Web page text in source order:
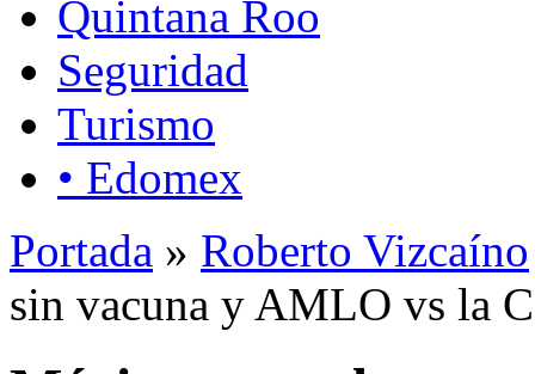
Quintana Roo
Seguridad
Turismo
• Edomex
Portada » Roberto Vizcaíno
sin vacuna y AMLO vs la